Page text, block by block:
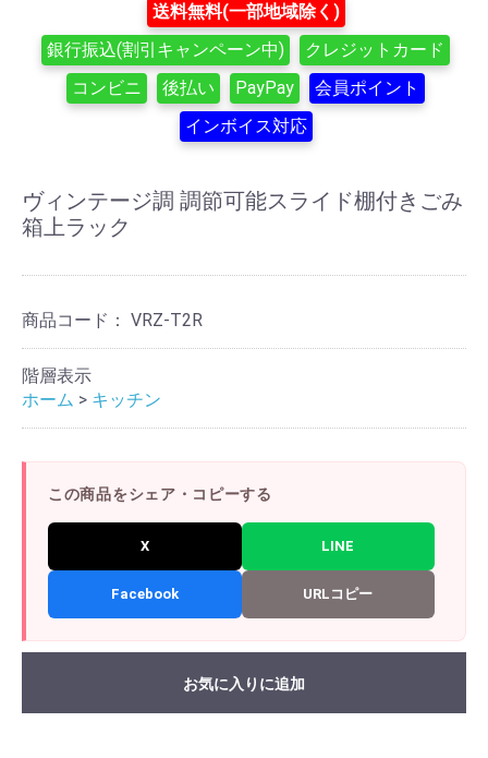
送料無料(一部地域除く)
銀行振込(割引キャンペーン中)
クレジットカード
コンビニ
後払い PayPay
会員ポイント
インボイス対応
ヴィンテージ調 調節可能スライド棚付きごみ
箱上ラック
商品コード： VRZ-T2R
階層表示
ホーム > キッチン
この商品をシェア・コピーする
X LINE
Facebook URLコピー
お気に入りに追加